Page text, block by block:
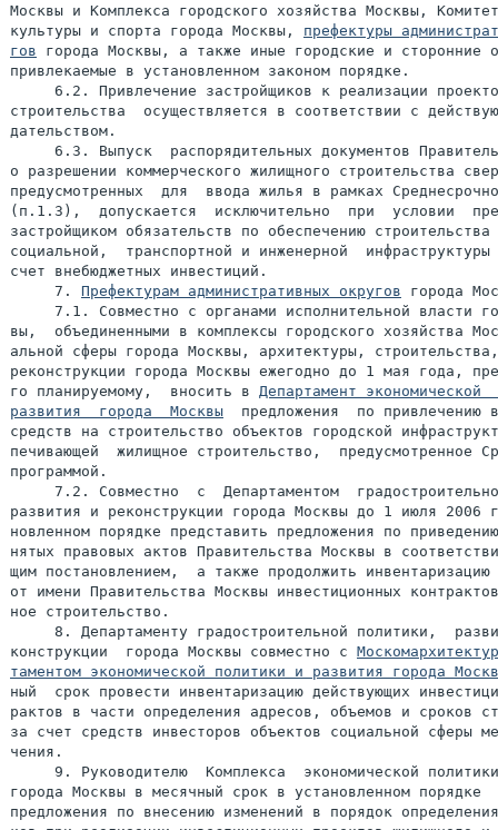
Москвы и Комплекса городского хозяйства Москвы,
культуры и спорта города Москвы, префектуры
гов города Москвы, а также иные городские и сторонние
привлекаемые в установленном законом порядке.
6.2. Привлечение застройщиков к реализации
строительства  осуществляется в соответствии с
дательством.
6.3. Выпуск  распорядительных документов
о разрешении коммерческого жилищного строительства
предусмотренных  для  ввода жилья в рамках
(п.1.3),  допускается  исключительно  при  условии
застройщиком обязательств по обеспечению строительства
социальной,  транспортной и инженерной
счет внебюджетных инвестиций.
     7.
Префектурам административных округов города
7.1. Совместно с органами исполнительной власти
вы,  объединенными в комплексы городского хозяйства
альной сферы города Москвы, архитектуры,
реконструкции города Москвы ежегодно до 1 мая года,
го планируемому,  вносить в Департамент экономической
развития  города  Москвы
предложения  по привлечению
средств на строительство объектов городской
печивающей  жилищное строительство,  предусмотренное
программой.
7.2. Совместно  с  Департаментом
развития и реконструкции города Москвы до 1 июля
новленном порядке представить предложения по
нятых правовых актов Правительства Москвы в
щим постановлением,  а также продолжить инвентаризацию
от имени Правительства Москвы инвестиционных
ное строительство.
8. Департаменту градостроительной политики,
конструкции  города Москвы совместно с
таментом экономической политики и развития города
ный  срок провести инвентаризацию действующих
рактов в части определения адресов, объемов и сроков
за счет средств инвесторов объектов социальной сферы
чения.
9. Руководителю  Комплекса  экономической
города Москвы в месячный срок в установленном порядке
предложения по внесению изменений в порядок